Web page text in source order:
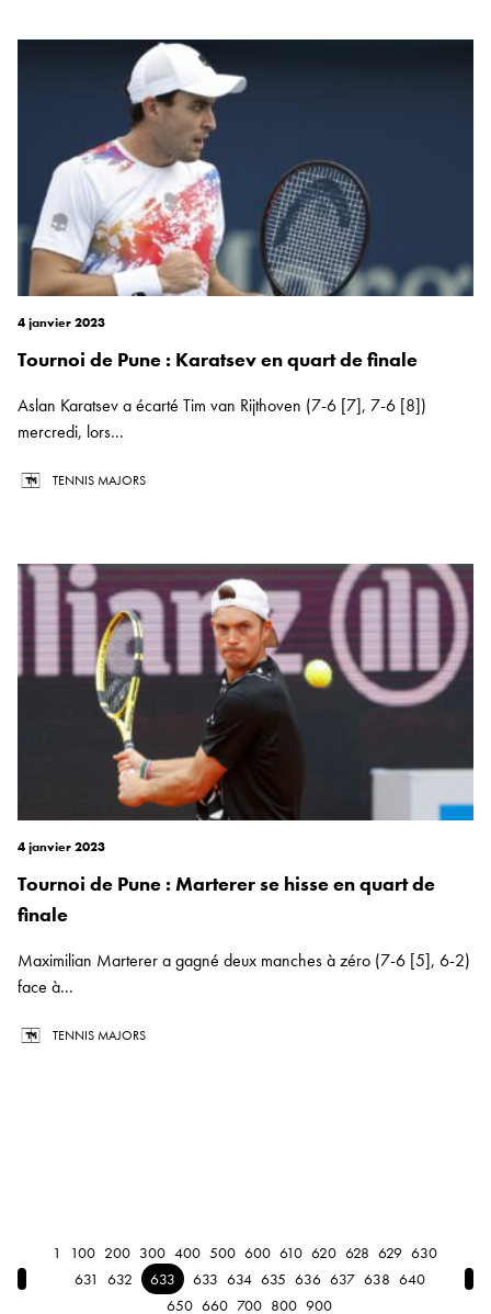
4 janvier 2023
Tournoi de Pune : Karatsev en quart de finale
Aslan Karatsev a écarté Tim van Rijthoven (7-6 [7], 7-6 [8])
mercredi, lors...
TENNIS MAJORS
4 janvier 2023
Tournoi de Pune : Marterer se hisse en quart de
finale
Maximilian Marterer a gagné deux manches à zéro (7-6 [5], 6-2)
face à...
TENNIS MAJORS
← Previous
1 100 200 300 400 500 600 610 620 628 629 630
631
632 633 633 634 635 636 637 638 640
650 660 700 800 900